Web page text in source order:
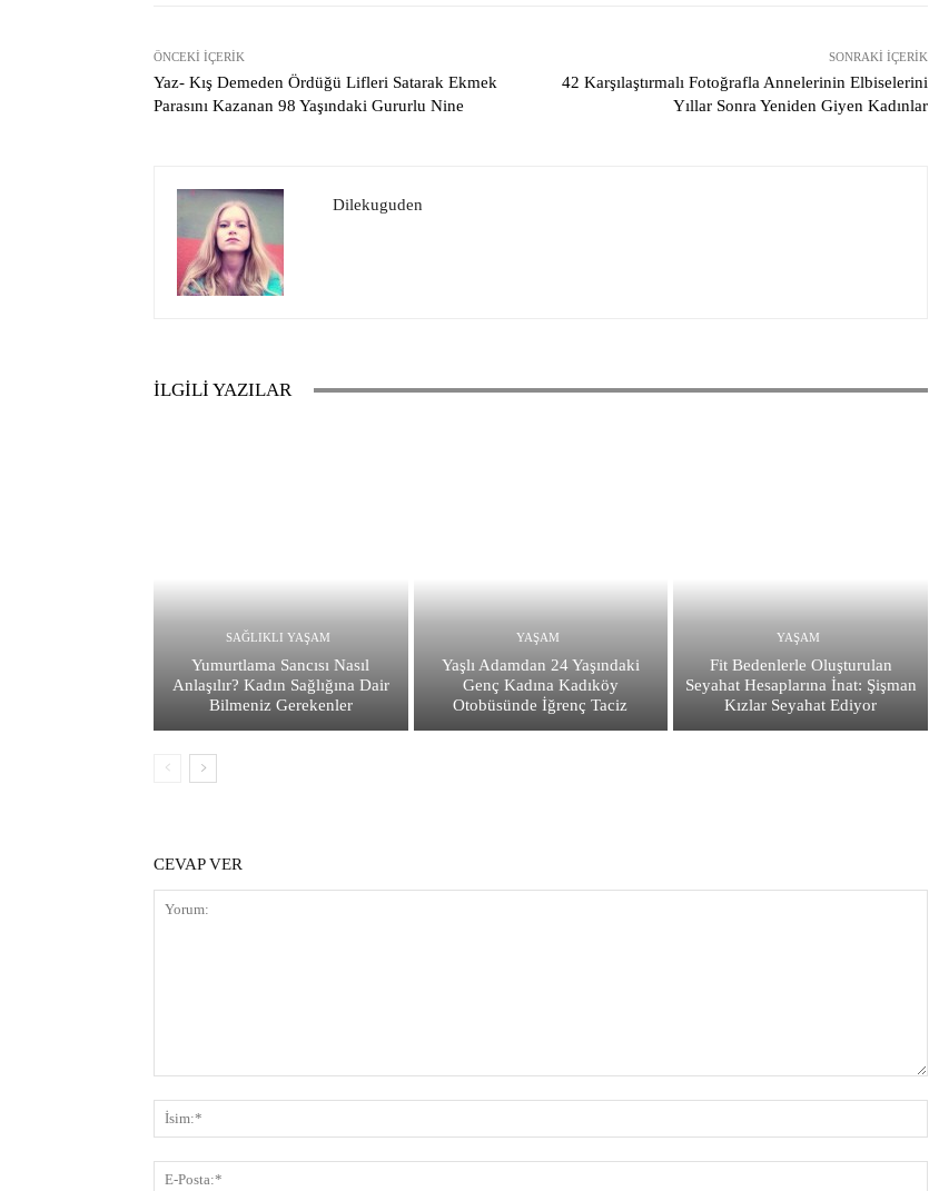
ÖNCEKI İÇERIK
Yaz- Kış Demeden Ördüğü Lifleri Satarak Ekmek
Parasını Kazanan 98 Yaşındaki Gururlu Nine
SONRAKI İÇERIK
42 Karşılaştırmalı Fotoğrafla Annelerinin Elbiselerini
Yıllar Sonra Yeniden Giyen Kadınlar
Dilekuguden
İLGİLİ YAZILAR
SAĞLIKLI YAŞAM
Yumurtlama Sancısı Nasıl
Anlaşılır? Kadın Sağlığına Dair
Bilmeniz Gerekenler
YAŞAM
Yaşlı Adamdan 24 Yaşındaki
Genç Kadına Kadıköy
Otobüsünde İğrenç Taciz
YAŞAM
Fit Bedenlerle Oluşturulan
Seyahat Hesaplarına İnat: Şişman
Kızlar Seyahat Ediyor
CEVAP VER